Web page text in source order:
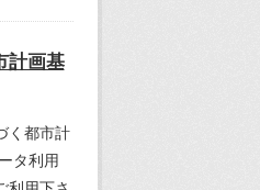
計画基
く都市計
タ利用